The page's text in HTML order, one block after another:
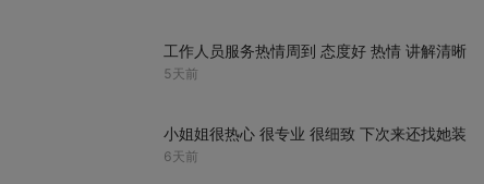
工作人员服务热情周到 态度好 热情 讲解清晰
5天前
小姐姐很热心 很专业 很细致 下次来还找她装
6天前